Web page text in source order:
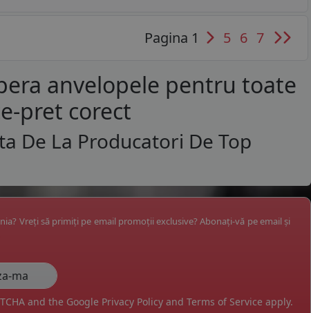
Pagina 1 5 6 7
anvelopele pentru toate
pret corect
De La Producatori De Top
Vreți să primiți pe email promoții exclusive? Abonați-vă pe email și
and the Google Privacy Policy and Terms of Service apply.